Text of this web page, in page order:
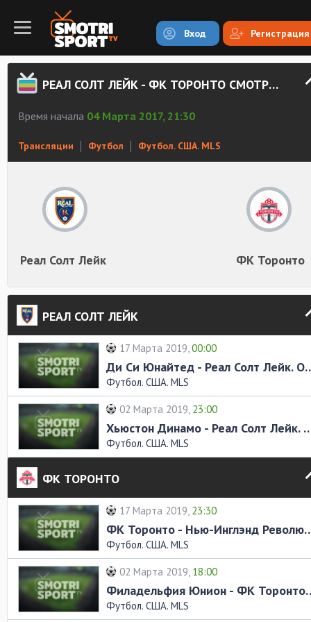
Вход Регистрация
РЕАЛ СОЛТ ЛЕЙК - ФК ТОРОНТО СМОТРЕТЬ ОНЛАЙН
Время начала 04 Марта 2017, 21:30
Трансляции Футбол Футбол. США. MLS
Реал Солт Лейк ФК Торонто
РЕАЛ СОЛТ ЛЕЙК
17 Марта 2019,00:00
Ди Си Юнайтед
Футбол. США. MLS
02 Марта 2019, 23:00
Хьюстон Динамо -
Футбол. США. MLS
ФК ТОРОНТО
17 Марта 2019, 23:30
ФК Торонто - Нью-
Футбол. США. MLS
02 Марта 2019, 18:00
Филадельфия
Футбол. США. MLS